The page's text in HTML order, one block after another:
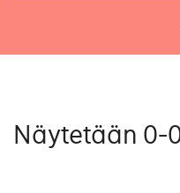
Näytetään 0-